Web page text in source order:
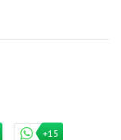
+15